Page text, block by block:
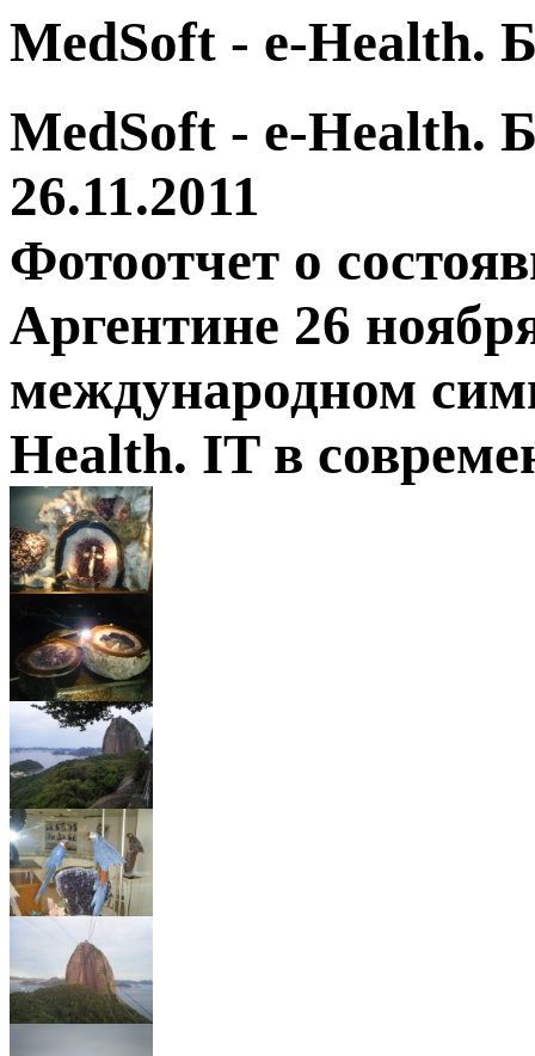
MedSoft - e-Health.
MedSoft - e-Health.
26.11.2011
Фотоотчет о
Аргентине 26
международном
Health. IT в